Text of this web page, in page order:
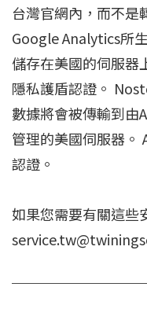
台灣官網內，而不是
Google Analytics所
儲存在美國的伺服器
隱私護盾認證。
數據將會被傳輸到由
管理的美國伺服器。
認證。
如果您需要有關這些